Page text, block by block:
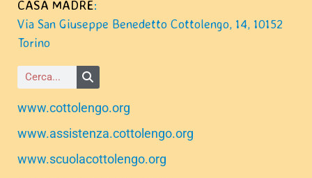
CASA MADRE:
Via San Giuseppe Benedetto Cottolengo, 14, 10152
Torino
www.cottolengo.org
www.assistenza.cottolengo.org
www.scuolacottolengo.org